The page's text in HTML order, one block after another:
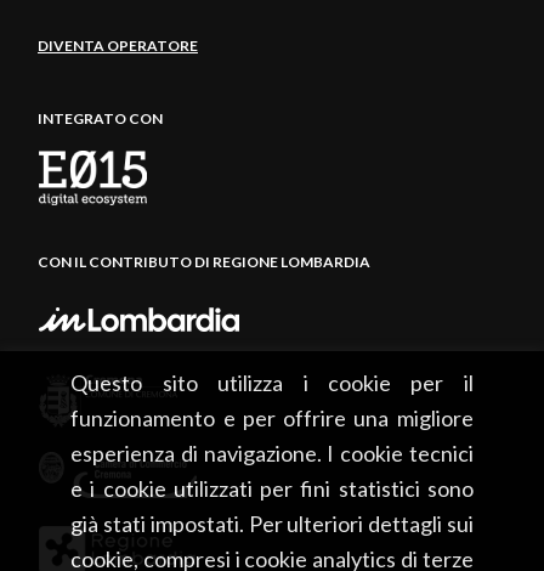
Questo sito utilizza i cookie per il
funzionamento e per offrire una migliore
esperienza di navigazione. I cookie tecnici
e i cookie utilizzati per fini statistici sono
già stati impostati. Per ulteriori dettagli sui
cookie, compresi i cookie analytics di terze
DIVENTA OPERATORE
INTEGRATO CON
CON IL CONTRIBUTO DI REGIONE LOMBARDIA